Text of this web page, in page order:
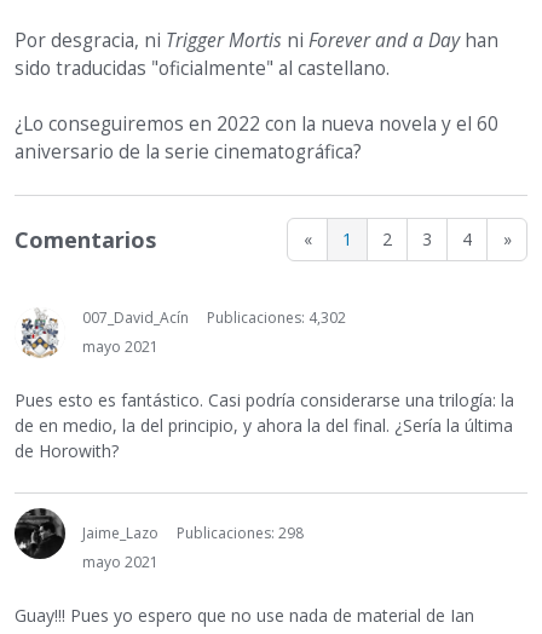
Por desgracia, ni Trigger Mortis ni Forever and a Dayhan
sido traducidas "oficialmente" al castellano.
¿Lo conseguiremos en 2022 con la nueva novela y el 60
aniversario de la serie cinematográfica?
« 1 2 3 4 »
Comentarios
007_David_Acín
Publicaciones: 4,302
mayo 2021
Pues esto es fantástico. Casi podría considerarse una trilogía: la
de en medio, la del principio, y ahora la del final. ¿Sería la última
de Horowith?
Jaime_Lazo
Publicaciones: 298
mayo 2021
Guay!!! Pues yo espero que no use nada de material de Ian